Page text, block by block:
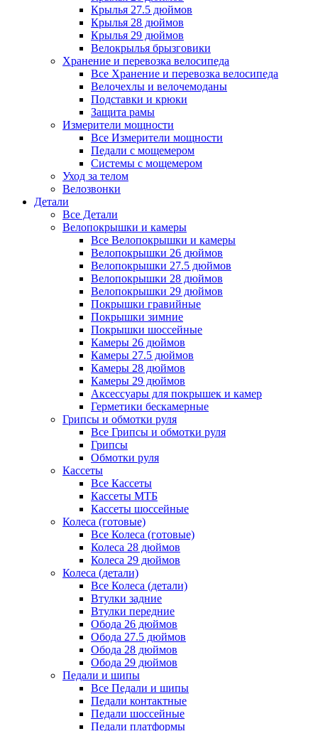
Крылья 27.5 дюймов
Крылья 28 дюймов
Крылья 29 дюймов
Велокрылья брызговики
Хранение и перевозка велосипеда
Все Хранение и перевозка велосипеда
Велочехлы и велочемоданы
Подставки и крюки
Защита рамы
Измерители мощности
Все Измерители мощности
Педали с мощемером
Системы с мощемером
Уход за телом
Велозвонки
Детали
Все Детали
Велопокрышки и камеры
Все Велопокрышки и камеры
Велопокрышки 26 дюймов
Велопокрышки 27.5 дюймов
Велопокрышки 28 дюймов
Велопокрышки 29 дюймов
Покрышки гравийные
Покрышки зимние
Покрышки шоссейные
Камеры 26 дюймов
Камеры 27.5 дюймов
Камеры 28 дюймов
Камеры 29 дюймов
Аксессуары для покрышек и камер
Герметики бескамерные
Грипсы и обмотки руля
Все Грипсы и обмотки руля
Грипсы
Обмотки руля
Кассеты
Все Кассеты
Кассеты МТБ
Кассеты шоссейные
Колеса (готовые)
Все Колеса (готовые)
Колеса 28 дюймов
Колеса 29 дюймов
Колеса (детали)
Все Колеса (детали)
Втулки задние
Втулки передние
Обода 26 дюймов
Обода 27.5 дюймов
Обода 28 дюймов
Обода 29 дюймов
Педали и шипы
Все Педали и шипы
Педали контактные
Педали шоссейные
Педали платформы